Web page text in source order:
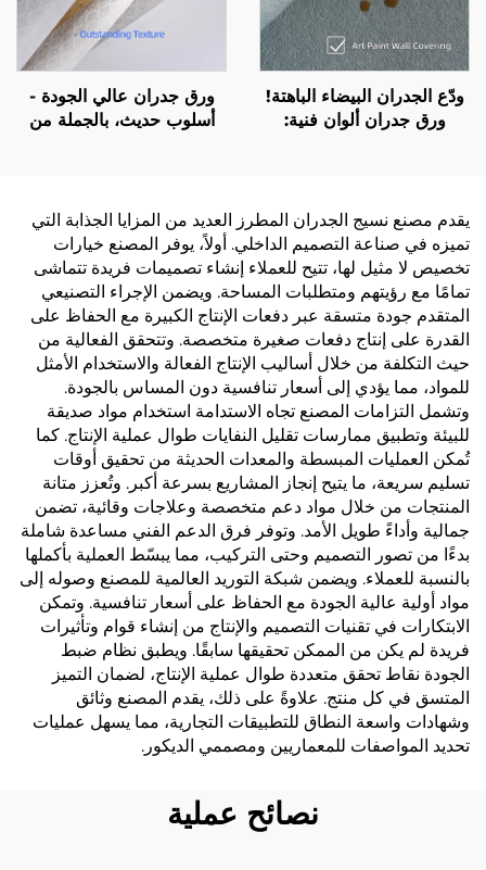
ودّع الجدران البيضاء الباهتة!
ورق جدران ألوان فنية:
ورق جدران عالي الجودة -
أسلوب حديث، بالجملة من
ومقاوم للماء، ورق جدران
خلفية للمنزل
يقدم مصنع نسيج الجدران المطرز العديد من المزايا الجذابة التي
تميزه في صناعة التصميم الداخلي. أولاً، يوفر المصنع خيارات
تخصيص لا مثيل لها، تتيح للعملاء إنشاء تصميمات فريدة تتماشى
تمامًا مع رؤيتهم ومتطلبات المساحة. ويضمن الإجراء التصنيعي
المتقدم جودة متسقة عبر دفعات الإنتاج الكبيرة مع الحفاظ على
القدرة على إنتاج دفعات صغيرة متخصصة. وتتحقق الفعالية من
حيث التكلفة من خلال أساليب الإنتاج الفعالة والاستخدام الأمثل
للمواد، مما يؤدي إلى أسعار تنافسية دون المساس بالجودة.
وتشمل التزامات المصنع تجاه الاستدامة استخدام مواد صديقة
للبيئة وتطبيق ممارسات تقليل النفايات طوال عملية الإنتاج. كما
تُمكن العمليات المبسطة والمعدات الحديثة من تحقيق أوقات
تسليم سريعة، ما يتيح إنجاز المشاريع بسرعة أكبر. وتُعزز متانة
المنتجات من خلال مواد دعم متخصصة وعلاجات وقائية، تضمن
جمالية وأداءً طويل الأمد. وتوفر فرق الدعم الفني مساعدة شاملة
بدءًا من تصور التصميم وحتى التركيب، مما يبسّط العملية بأكملها
بالنسبة للعملاء. ويضمن شبكة التوريد العالمية للمصنع وصوله إلى
مواد أولية عالية الجودة مع الحفاظ على أسعار تنافسية. وتمكن
الابتكارات في تقنيات التصميم والإنتاج من إنشاء قوام وتأثيرات
فريدة لم يكن من الممكن تحقيقها سابقًا. ويطبق نظام ضبط
الجودة نقاط تحقق متعددة طوال عملية الإنتاج، لضمان التميز
المتسق في كل منتج. علاوةً على ذلك، يقدم المصنع وثائق
وشهادات واسعة النطاق للتطبيقات التجارية، مما يسهل عمليات
تحديد المواصفات للمعماريين ومصممي الديكور.
نصائح عملية